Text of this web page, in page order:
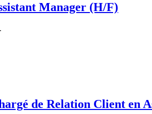
Manager (H/F)
de Relation Client en